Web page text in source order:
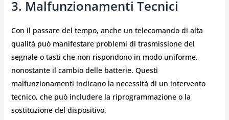
3. Malfunzionamenti Tecnici
Con il passare del tempo, anche un telecomando di alta
qualità può manifestare problemi di trasmissione del
segnale o tasti che non rispondono in modo uniforme,
nonostante il cambio delle batterie. Questi
malfunzionamenti indicano la necessità di un intervento
tecnico, che può includere la riprogrammazione o la
sostituzione del dispositivo.